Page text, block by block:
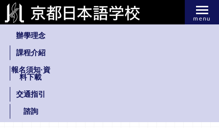
menu
辦學理念
課程介紹
報名須知·資
料下載
交通指引
諮詢